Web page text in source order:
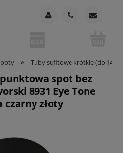
» Tuby sufitowe krótkie (do 14
spot bez
8931 Eye Tone
czarny złoty